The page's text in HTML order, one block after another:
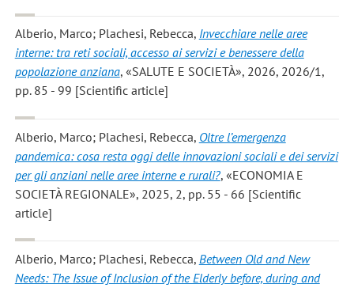
Alberio, Marco; Plachesi, Rebecca, Invecchiare nelle aree
interne: tra reti sociali, accesso ai servizi e benessere della
popolazione anziana, «SALUTE E SOCIETÀ», 2026, 2026/1,
pp. 85 - 99 [Scientific article]
Alberio, Marco; Plachesi, Rebecca, Oltre l’emergenza
pandemica: cosa resta oggi delle innovazioni sociali e dei servizi
per gli anziani nelle aree interne e rurali?, «ECONOMIA E
SOCIETÀ REGIONALE», 2025, 2, pp. 55 - 66 [Scientific
article]
Alberio, Marco; Plachesi, Rebecca, Between Old and New
Needs: The Issue of Inclusion of the Elderly before, during and